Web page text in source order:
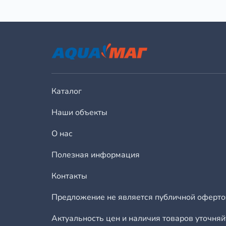
Каталог
Наши объекты
О нас
Полезная информация
Контакты
Предложение не является публичной
Актуальность цен и наличия товаров